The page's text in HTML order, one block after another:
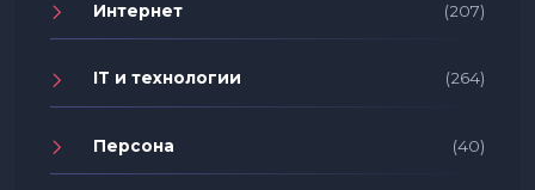
Интернет (207)
IT и технологии (264)
Персона (40)